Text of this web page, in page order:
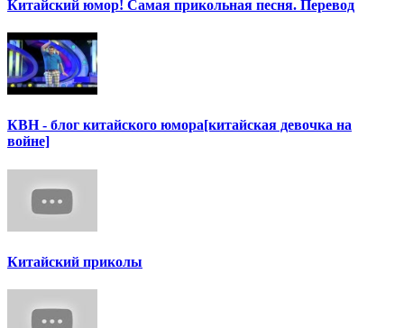
Китайский юмор! Самая прикольная песня. Перевод
КВН - блог китайского юмора[китайская девочка на
войне]
Китайский приколы